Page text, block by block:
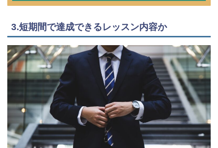
3.短期間で達成できるレッスン内容か